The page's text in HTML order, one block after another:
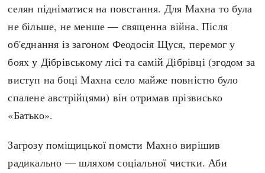
селян підніматися на повстання. Для Махна то була
не більше, не менше — священна війна. Після
об'єднання із загоном Феодосія Щуся, перемог у
боях у Дібрівському лісі та самій Дібрівці (згодом за
виступ на боці Махна село майже повністю було
спалене австрійцями) він отримав прізвисько
«Батько».
Загрозу поміщицької помсти Махно вирішив
радикально — шляхом соціальної чистки. Аби